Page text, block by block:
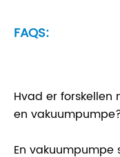
FAQS:
Hvad er
en
En